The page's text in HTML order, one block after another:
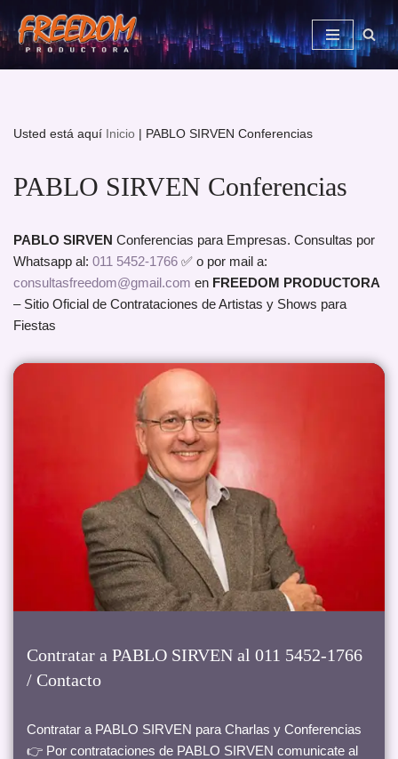
Saltar
al
Usted está aquí Inicio | PABLO SIRVEN Conferencias
PABLO SIRVEN Conferencias
PABLO SIRVEN Conferencias para Empresas. Consultas por
Whatsapp al: 011 5452-1766 ✅ o por mail a:
consultasfreedom@gmail.com en FREEDOM PRODUCTORA
– Sitio Oficial de Contrataciones de Artistas y Shows para
Fiestas
Contratar a PABLO SIRVEN al 011 5452-1766
/ Contacto
Contratar a PABLO SIRVEN para Charlas y Conferencias
👉 Por contrataciones de PABLO SIRVEN comunicate al